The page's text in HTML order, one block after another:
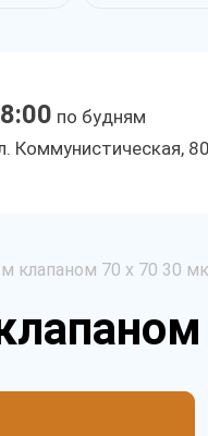
по будням
Коммунистическая, 80
клапаном 70 х 70 30